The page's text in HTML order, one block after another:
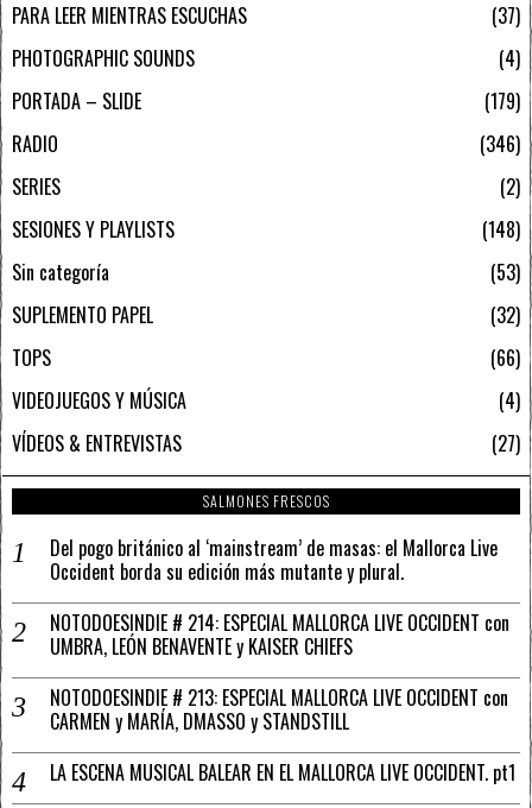
PARA LEER MIENTRAS ESCUCHAS
37
PHOTOGRAPHIC SOUNDS
4
PORTADA – SLIDE
179
RADIO
346
SERIES
2
SESIONES Y PLAYLISTS
148
Sin categoría
53
SUPLEMENTO PAPEL
32
TOPS
66
VIDEOJUEGOS Y MÚSICA
4
VÍDEOS & ENTREVISTAS
27
SALMONES FRESCOS
Del pogo británico al ‘mainstream’ de masas: el Mallorca Live
Occident borda su edición más mutante y plural.
NOTODOESINDIE # 214: ESPECIAL MALLORCA LIVE OCCIDENT con
UMBRA, LEÓN BENAVENTE y KAISER CHIEFS
NOTODOESINDIE # 213: ESPECIAL MALLORCA LIVE OCCIDENT con
CARMEN y MARÍA, DMASSO y STANDSTILL
LA ESCENA MUSICAL BALEAR EN EL MALLORCA LIVE OCCIDENT. pt1